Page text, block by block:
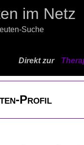
im Netz
Suche
Direkt zur
Profil